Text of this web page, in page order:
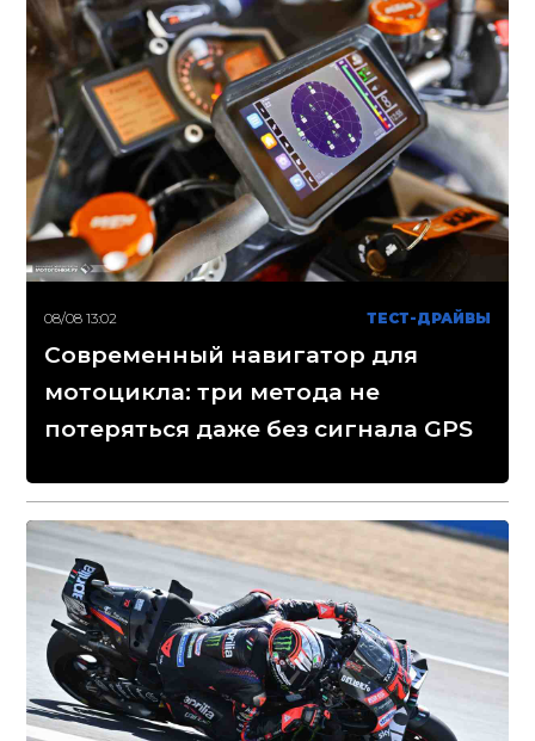
08/08 13:02 ТЕСТ-ДРАЙВЫ
Современный навигатор для
мотоцикла: три метода не
потеряться даже без сигнала GPS